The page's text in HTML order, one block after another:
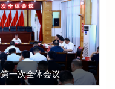
一次全体会议